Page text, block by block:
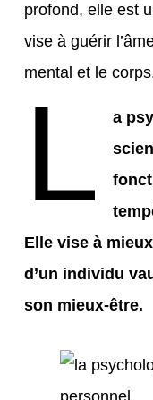
profond, elle est
vise à guérir
mental et le
L
a
Elle vise à
d’un individu
son mieux-être.